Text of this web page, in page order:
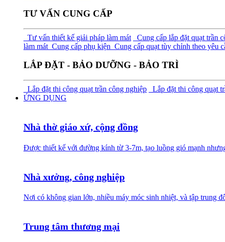
TƯ VẤN CUNG CẤP
Tư vấn thiết kế giải pháp làm mát Cung cấp lắp đặt quạt trần
làm mát Cung cấp phụ kiện Cung cấp quạt tùy chỉnh theo yêu
LẮP ĐẶT - BẢO DƯỠNG - BẢO TRÌ
Lắp đặt thi công quạt trần công nghiệp Lắp đặt thi công quạt
ỨNG DỤNG
Nhà thờ giáo xứ, cộng đồng
Được thiết kế với đường kính từ 3-7m, tạo luồng gió mạnh
Nhà xưởng, công nghiệp
Nơi có không gian lớn, nhiều máy móc sinh nhiệt, và tập trung
Trung tâm thương mại